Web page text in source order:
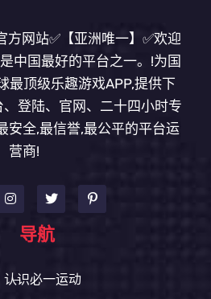
网站✅【亚洲唯一】✅欢迎
中国最好的平台之一。!为国
最顶级乐趣游戏APP,提供下
登陆、官网、二十四小时专
安全,最信誉,最公平的平台运
营商!
导航
认识必一运动